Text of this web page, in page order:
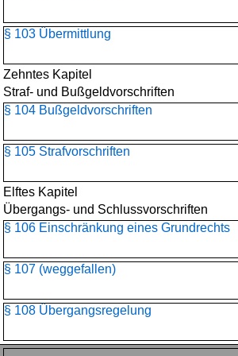
§ 103 Übermittlung
Zehntes Kapitel
Straf- und Bußgeldvorschriften
§ 104 Bußgeldvorschriften
§ 105 Strafvorschriften
Elftes Kapitel
Übergangs- und Schlussvorschriften
§ 106 Einschränkung eines Grundrechts
§ 107 (weggefallen)
§ 108 Übergangsregelung